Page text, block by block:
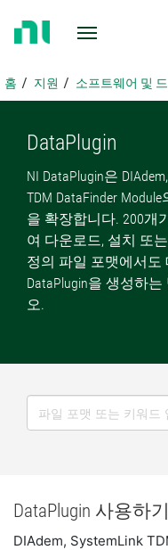
지
로
홈 지원 소프트웨어 및
DataPlugin
NI DataPlugin은
TDM DataFinder
을 확장합니다. 200개
여 다운로드, 설치 또
정의 파일 포맷에서도
DataPlugin을 생성하
오.
DataPlugin 사용하기
DIAdem, SystemLink